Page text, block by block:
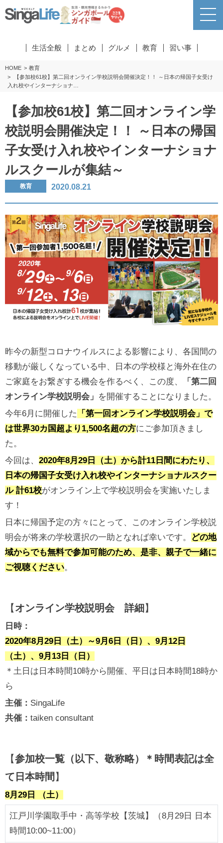
生活全般 まとめ グルメ 教育 習い事
HOME
教育
【参加校61校】第二回オンライン学校説明会開催決定！！ ～日本の帰国子女受け
入れ校やインターナショナ…
【参加校61校】第二回オンライン学
校説明会開催決定！！ ～日本の帰国
子女受け入れ校やインターナショナ
ルスクールが集結～
教育 2020.08.21
昨今の新型コロナウイルスによる影響により、各国間の
移動が厳しくなっている中、日本の学校様と海外在住の
ご家庭をお繋ぎする機会を作るべく、この度、
「第二回
オンライン学校説明会」 を開催することになりました。
今年6月に開催した
「第一回オンライン学校説明会」 で
は世界30カ国超より1,500名超の方にご参加頂きまし
た。
今回は、 2020年8月29日（土）から計11日間にわたり、
日本の帰国子女受け入れ校やインターナショナルスクー
ル 計61校がオンライン上で学校説明会を実施いたしま
す！
日本に帰国予定の方々にとって、このオンライン学校説
明会が将来の学校選択の一助となれば幸いです。
どの地
域からでも無料で参加可能のため、是非、親子で一緒に
ご視聴ください。
【オンライン学校説明会 詳細 】
日時：
2020年8月29日（土）～9月6日（日）、9月12日
（土）、9月13日（日）
＊土日は日本時間10時から開催、平日は日本時間18時か
ら
主催： SingaLife
共催： taiken consultant
【参加校一覧（以下、敬称略）＊時間表記は全
て日本時間 】
8月29日 （土）
江戸川学園取手中・高等学校【茨城】（8月29日 日本
時間10:00~11:00）